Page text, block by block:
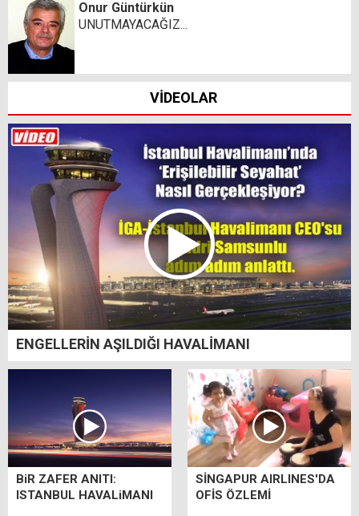
Onur Güntürkün
UNUTMAYACAĞIZ...
VİDEOLAR
ENGELLERİN AŞILDIĞI HAVALİMANI
BiR ZAFER ANITI:
ISTANBUL HAVALiMANI
SİNGAPUR AIRLINES'DA
OFİS ÖZLEMİ